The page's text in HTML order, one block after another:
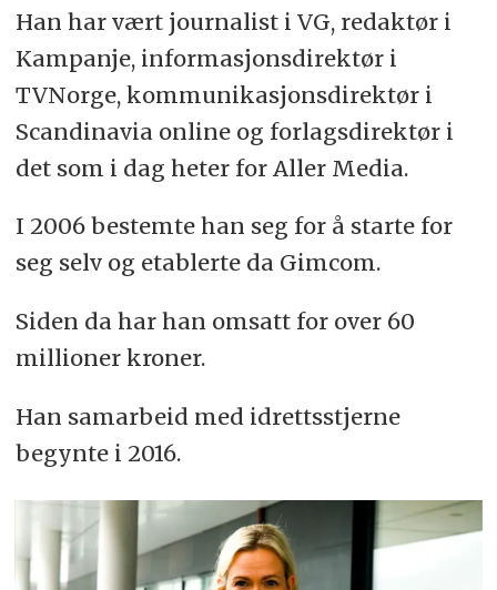
Han har vært journalist i VG, redaktør i
Kampanje, informasjonsdirektør i
TVNorge, kommunikasjonsdirektør i
Scandinavia online og forlagsdirektør i
det som i dag heter for Aller Media.
I 2006 bestemte han seg for å starte for
seg selv og etablerte da Gimcom.
Siden da har han omsatt for over 60
millioner kroner.
Han samarbeid med idrettsstjerne
begynte i 2016.